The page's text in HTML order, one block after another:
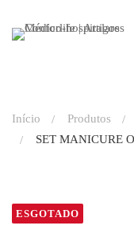
Início Produtos
SET MANICURE
ESGOTADO